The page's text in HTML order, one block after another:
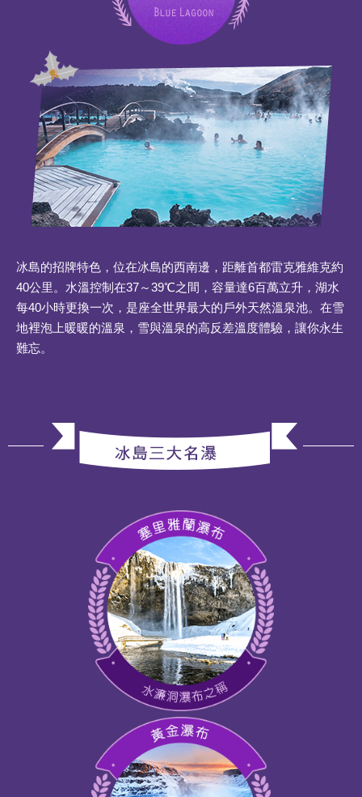
冰島的招牌特色，位在冰島的西南邊，距離首都雷克雅維克約
40公里。水溫控制在37～39℃之間，容量達6百萬立升，湖水
每40小時更換一次，是座全世界最大的戶外天然溫泉池。在雪
地裡泡上暖暖的溫泉，雪與溫泉的高反差溫度體驗，讓你永生
難忘。